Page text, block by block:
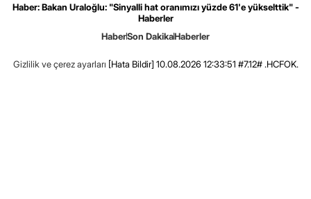
Haber: Bakan Uraloğlu: "Sinyalli hat oranımızı yüzde 61'e yükselttik" -
Haberler
HaberSon DakikaHaberler
Gizlilik ve çerez ayarları [Hata Bildir] 10.08.2026 12:33:51 #7.12# .HCFOK.